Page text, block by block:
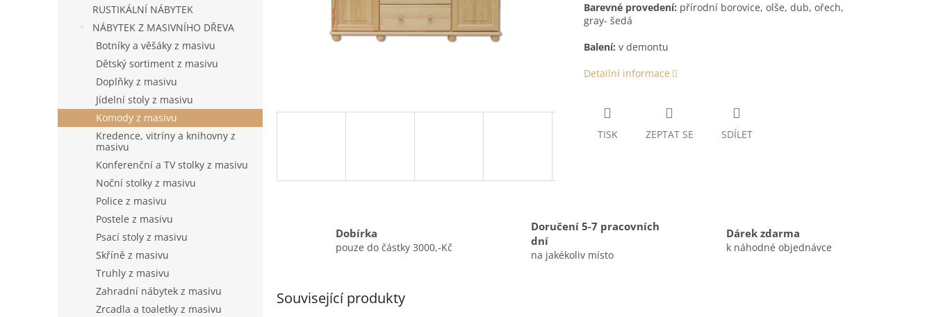
RUSTIKÁLNÍ NÁBYTEK
NÁBYTEK Z MASIVNÍHO DŘEVA
Botníky a věšáky z masivu
Dětský sortiment z masivu
Doplňky z masivu
Jídelní stoly z masivu
Komody z masivu
Kredence, vitríny a knihovny z
masivu
Konferenční a TV stolky z masivu
Noční stolky z masivu
Police z masivu
Postele z masivu
Psací stoly z masivu
Skříně z masivu
Truhly z masivu
Zahradní nábytek z masivu
Zrcadla a toaletky z masivu
Barevné provedení: přírodní borovice, olše, dub, ořech,
gray- šedá
Balení: v demontu
Detailní informace
TISK ZEPTAT SE SDÍLET
Dobírka
pouze do částky 3000,-Kč
Doručení 5-7 pracovních
dní
na jakékoliv místo
Dárek zdarma
k náhodné objednávce
Související produkty